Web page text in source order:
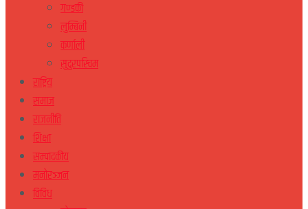
गण्डकी
लुम्बिनी
कर्णाली
सुदुरपस्चिम
राष्ट्रिय
समाज
राजनीति
शिक्षा
सम्पादकीय
मनोरञ्जन
विविध